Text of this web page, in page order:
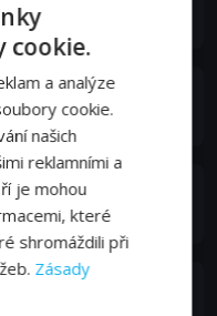
cookie.
a analýze
cookie.
našich
reklamními a
je mohou
které
shromáždili při
Zásady